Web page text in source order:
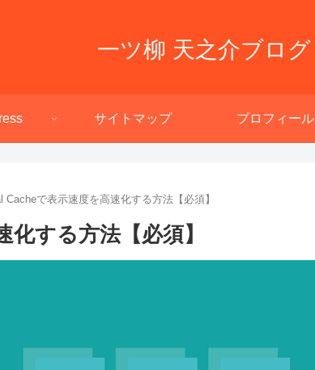
一ツ柳 天之介ブログ
サイトマップ プロフィール
Cacheで表示速度を高速化する方法【必須】
する方法【必須】